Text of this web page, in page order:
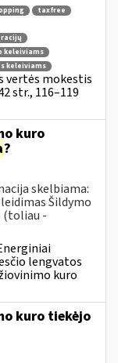
taxfree
keleiviams
keleiviams
vertės mokestis
str., 116–119
kuro
?
skelbiama:
Šildymo
(toliau -
lengvatos
kuro
kuro tiekėjo